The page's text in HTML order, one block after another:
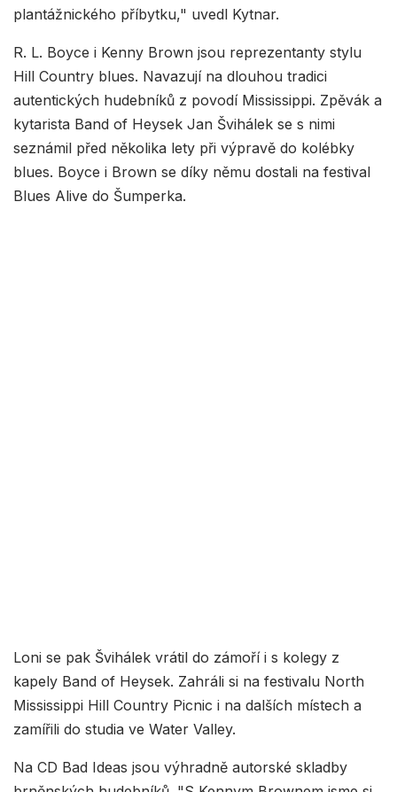
plantážnického příbytku," uvedl Kytnar.
R. L. Boyce i Kenny Brown jsou reprezentanty stylu
Hill Country blues. Navazují na dlouhou tradici
autentických hudebníků z povodí Mississippi. Zpěvák a
kytarista Band of Heysek Jan Švihálek se s nimi
seznámil před několika lety při výpravě do kolébky
blues. Boyce i Brown se díky němu dostali na festival
Blues Alive do Šumperka.
Loni se pak Švihálek vrátil do zámoří i s kolegy z
kapely Band of Heysek. Zahráli si na festivalu North
Mississippi Hill Country Picnic i na dalších místech a
zamířili do studia ve Water Valley.
Na CD Bad Ideas jsou výhradně autorské skladby